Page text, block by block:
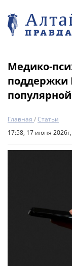
Медико-
поддержки
Главная /Статьи
17:58, 17 июня 2026г,